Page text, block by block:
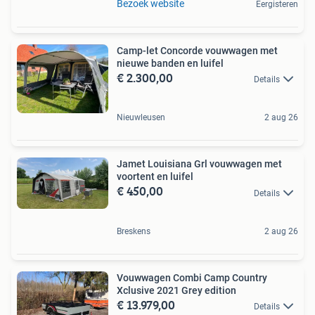
Bezoek website Eergisteren
Camp-let Concorde vouwwagen met
nieuwe banden en luifel
€ 2.300,00 Details
Nieuwleusen 2 aug 26
Jamet Louisiana Grl vouwwagen met
voortent en luifel
€ 450,00 Details
Breskens 2 aug 26
Vouwwagen Combi Camp Country
Xclusive 2021 Grey edition
€ 13.979,00 Details